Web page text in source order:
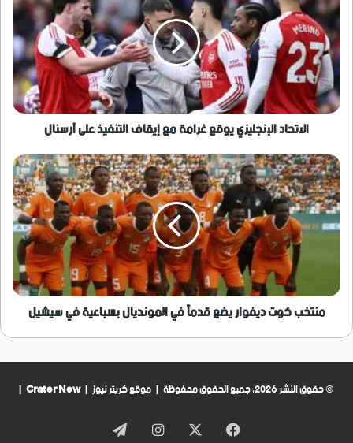
يوقع
غرامة
مع
إيقاف
التنفيذ
على
آرسنال
الاتحاد الإنجليزي يوقع غرامة مع إيقاف التنفيذ على آرسنال
منتخب
كوت
ديفوار
يضع
قدماً
في
المونديال
بسباعية
فيسيشيل
منتخب كوت ديفوار يضع قدماً في المونديال بسباعية في سيشيل
© حقوق النشر 2026، جميع الحقوق محفوظة | موقع كريتر نيوز | Crater New
|
فيسبوك انستقرامتيلقرام